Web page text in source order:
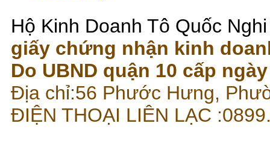
Hộ Kinh Doanh Tô Quốc Nghi
giấy chứng nhận kinh
Do UBND quận 10 cấp
Địa chỉ:56 Phước Hưng,
ĐIỆN THOẠI LIÊN LẠC